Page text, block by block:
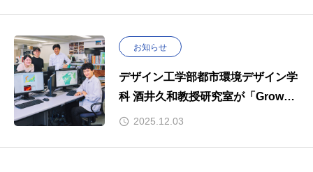
お知らせ
デザイン工学部都市環境デザイン学
科 酒井久和教授研究室が「Grow～
私が成長できた場所～」で紹介され
2025.12.03